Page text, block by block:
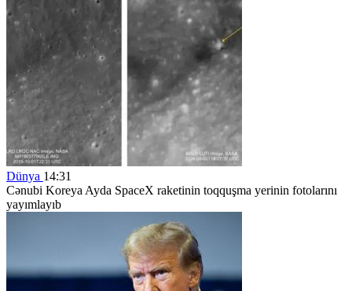
Dünya 14:31
Cənubi Koreya Ayda SpaceX raketinin toqquşma yerinin fotolarını
yayımlayıb